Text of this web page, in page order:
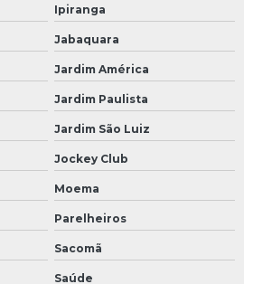
de temperatura
Ipiranga
Jabaquara
Jardim América
Jardim Paulista
Jardim São Luiz
Jockey Club
Moema
Parelheiros
Sacomã
Saúde